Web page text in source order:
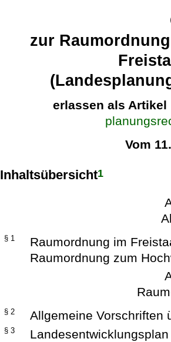
zur
erlassen als
Vom
Inhaltsübersicht1
§ 1
Raumordnung im
Raumordnung zum
§ 2 Allgemeine Vorschriften
§ 3 Landesentwicklungsplan